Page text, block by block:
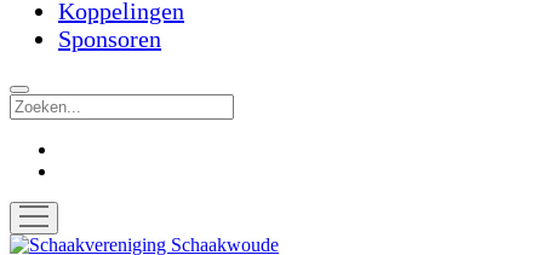
Koppelingen
Sponsoren
Zoek
open
menu
Schaakvereniging